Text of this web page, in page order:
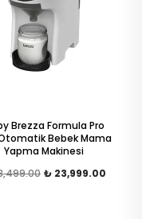
Brezza Formula Pro
Bebek Mama
Yapma Makinesi
₺ 23,999.00